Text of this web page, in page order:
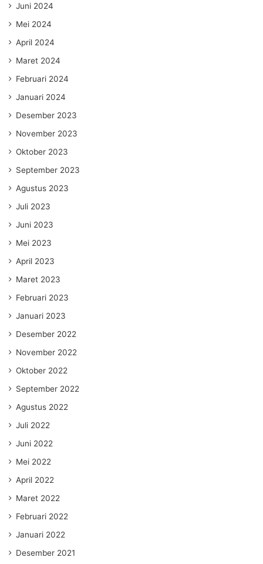
Juni 2024
Mei 2024
April 2024
Maret 2024
Februari 2024
Januari 2024
Desember 2023
November 2023
Oktober 2023
September 2023
Agustus 2023
Juli 2023
Juni 2023
Mei 2023
April 2023
Maret 2023
Februari 2023
Januari 2023
Desember 2022
November 2022
Oktober 2022
September 2022
Agustus 2022
Juli 2022
Juni 2022
Mei 2022
April 2022
Maret 2022
Februari 2022
Januari 2022
Desember 2021